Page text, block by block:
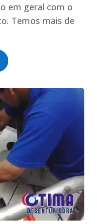
em geral com o
Temos mais de